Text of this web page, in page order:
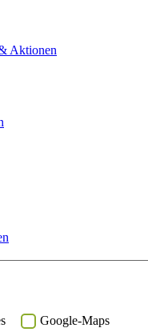
Aktionen
Google-Maps